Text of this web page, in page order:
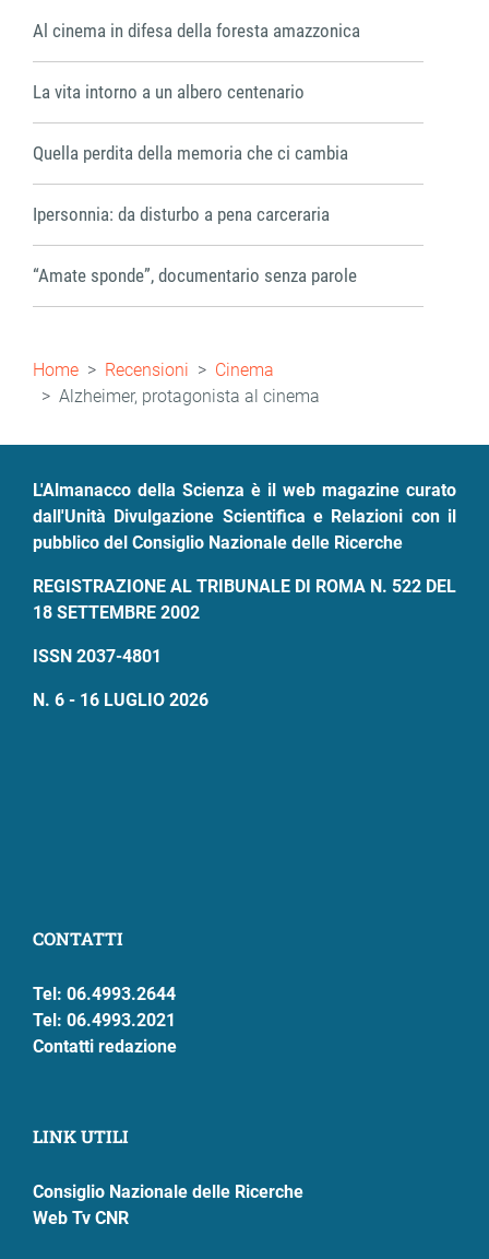
Al cinema in difesa della foresta amazzonica
La vita intorno a un albero centenario
Quella perdita della memoria che ci cambia
Ipersonnia: da disturbo a pena carceraria
“Amate sponde”, documentario senza parole
Briciole
di
pane
Home Recensioni
Cinema
Alzheimer, protagonista al cinema
L'Almanacco della Scienza è il web magazine curato
dall'Unità Divulgazione Scientifica e Relazioni con il
pubblico del Consiglio Nazionale delle Ricerche
REGISTRAZIONE AL TRIBUNALE DI ROMA N. 522 DEL
18 SETTEMBRE 2002
ISSN 2037-4801
N. 6 - 16 LUGLIO 2026
CONTATTI
Tel: 06.4993.2644
Tel: 06.4993.2021
Contatti redazione
LINK UTILI
Consiglio Nazionale delle Ricerche
Web Tv CNR